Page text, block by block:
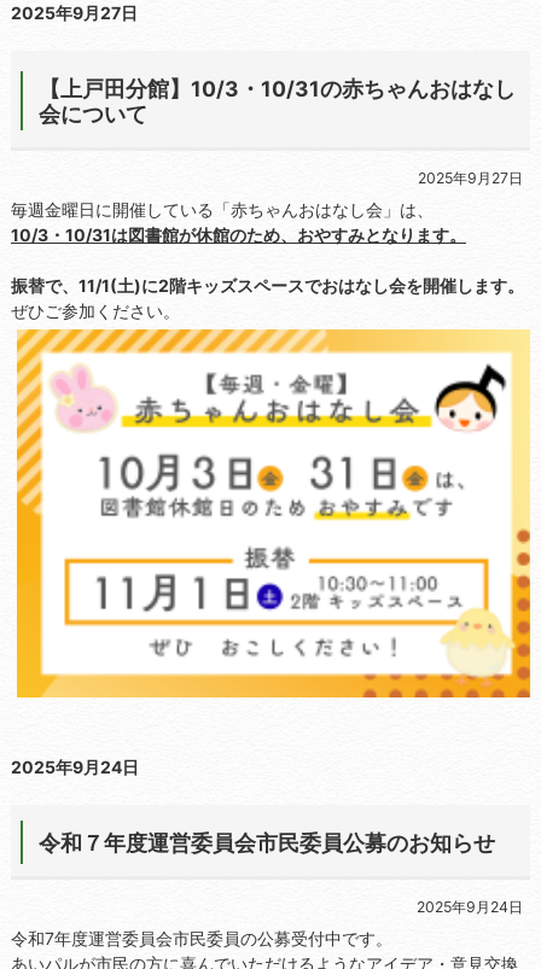
2025年9月27日
【上戸田分館】10/3・10/31の赤ちゃんおはなし
会について
2025年9月27日
毎週金曜日に開催している「赤ちゃんおはなし会」は、
10/3・10/31は図書館が休館のため、おやすみとなります。
振替で、11/1(土)に2階キッズスペースでおはなし会を開催します。
ぜひご参加ください。
2025年9月24日
令和７年度運営委員会市民委員公募のお知らせ
2025年9月24日
令和7年度運営委員会市民委員の公募受付中です。
あいパルが市民の方に喜んでいただけるようなアイデア・意見交換